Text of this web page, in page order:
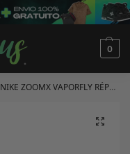
0
NIKE ZOOMX VAPORFLY RÉPLICAS